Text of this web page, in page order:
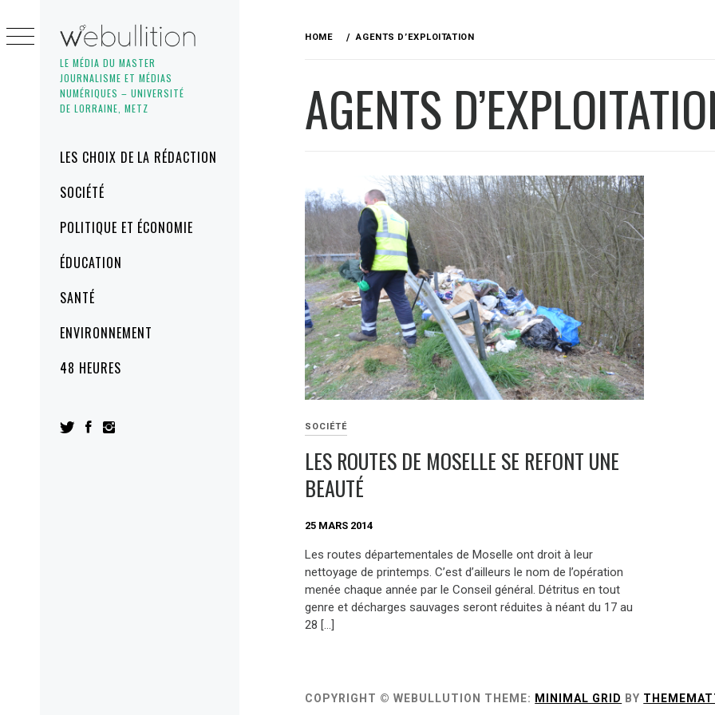
LE MÉDIA DU MASTER
JOURNALISME ET MÉDIAS
NUMÉRIQUES – UNIVERSITÉ
DE LORRAINE, METZ
MenuLES CHOIX DE LA RÉDACTION
SOCIÉTÉ
POLITIQUE ET ÉCONOMIE
ÉDUCATION
SANTÉ
ENVIRONNEMENT
48 HEURES
to
content
HOME AGENTS D’EXPLOITATION
AGENTS
SOCIÉTÉ
LES ROUTES DE MOSELLE SE REFONT UNE
BEAUTÉ
25 MARS 2014
Les routes départementales de Moselle ont droit à leur
nettoyage de printemps. C’est d’ailleurs le nom de l’opération
menée chaque année par le Conseil général. Détritus en tout
genre et décharges sauvages seront réduites à néant du 17 au
28 […]
COPYRIGHT © WEBULLUTION THEME: MINIMAL GRID BY